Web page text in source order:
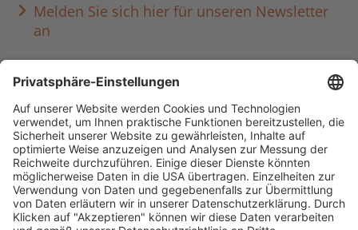
Melden Sie sich hier für unseren Newsletter
an
Häufig aufgerufen
Standorte & Öffnungszeiten
anmelden & ausleihen
Ausbildung & Karriere